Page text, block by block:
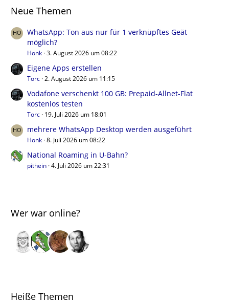
Neue Themen
WhatsApp: Ton aus nur für 1 verknüpftes Geät
möglich?
Honk 3. August 2026 um 08:22
Eigene Apps erstellen
Torc 2. August 2026 um 11:15
Vodafone verschenkt 100 GB: Prepaid-Allnet-Flat
kostenlos testen
Torc 19. Juli 2026 um 18:01
mehrere WhatsApp Desktop werden ausgeführt
Honk 8. Juli 2026 um 08:22
National Roaming in U-Bahn?
pithein 4. Juli 2026 um 22:31
Wer war online?
Heiße Themen